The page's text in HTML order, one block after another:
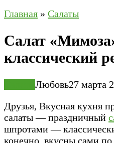
Главная » Салаты
Салат
классический
Любовь27 марта
Друзья, Вкусная кухня
салаты — праздничный
шпротами —
конечно, вкусны сами по